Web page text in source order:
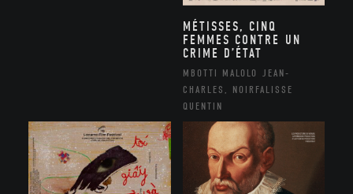
MÉTISSES, CINQ
FEMMES CONTRE UN
CRIME D’ÉTAT
MBOTTI MALOLO JEAN-
CHARLES, NOIRFALISSE
QUENTIN